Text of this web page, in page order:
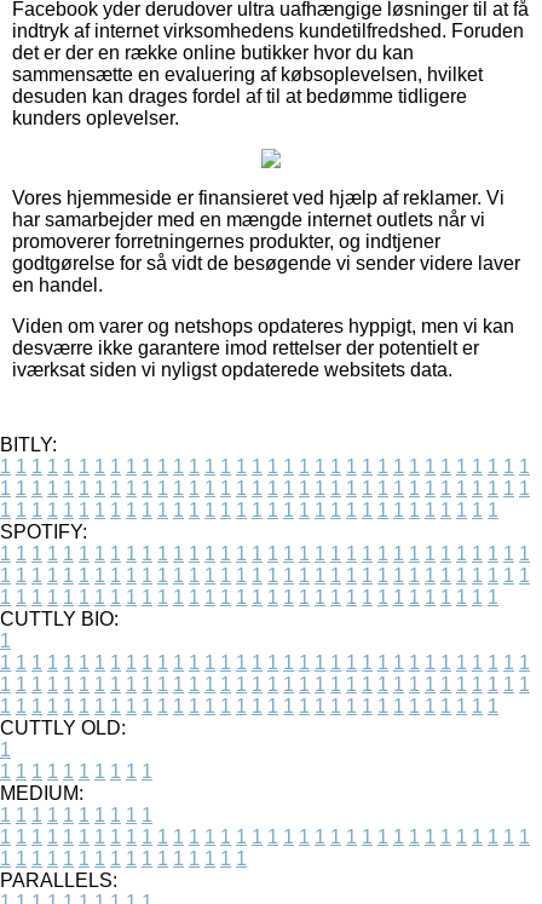
Facebook yder derudover ultra uafhængige løsninger til at få
indtryk af internet virksomhedens kundetilfredshed. Foruden
det er der en række online butikker hvor du kan
sammensætte en evaluering af købsoplevelsen, hvilket
desuden kan drages fordel af til at bedømme tidligere
kunders oplevelser.
Vores hjemmeside er finansieret ved hjælp af reklamer. Vi
har samarbejder med en mængde internet outlets når vi
promoverer forretningernes produkter, og indtjener
godtgørelse for så vidt de besøgende vi sender videre laver
en handel.
Viden om varer og netshops opdateres hyppigt, men vi kan
desværre ikke garantere imod rettelser der potentielt er
iværksat siden vi nyligst opdaterede websitets data.
BITLY:
1 1 1 1 1 1 1 1 1 1 1 1 1 1 1 1 1 1 1 1 1 1 1 1 1 1 1 1 1 1 1 1 1 1
1 1 1 1 1 1 1 1 1 1 1 1 1 1 1 1 1 1 1 1 1 1 1 1 1 1 1 1 1 1 1 1 1 1
1 1 1 1 1 1 1 1 1 1 1 1 1 1 1 1 1 1 1 1 1 1 1 1 1 1 1 1 1 1 1 1
SPOTIFY:
1 1 1 1 1 1 1 1 1 1 1 1 1 1 1 1 1 1 1 1 1 1 1 1 1 1 1 1 1 1 1 1 1 1
1 1 1 1 1 1 1 1 1 1 1 1 1 1 1 1 1 1 1 1 1 1 1 1 1 1 1 1 1 1 1 1 1 1
1 1 1 1 1 1 1 1 1 1 1 1 1 1 1 1 1 1 1 1 1 1 1 1 1 1 1 1 1 1 1 1
CUTTLY BIO:
1
1 1 1 1 1 1 1 1 1 1 1 1 1 1 1 1 1 1 1 1 1 1 1 1 1 1 1 1 1 1 1 1 1 1
1 1 1 1 1 1 1 1 1 1 1 1 1 1 1 1 1 1 1 1 1 1 1 1 1 1 1 1 1 1 1 1 1 1
1 1 1 1 1 1 1 1 1 1 1 1 1 1 1 1 1 1 1 1 1 1 1 1 1 1 1 1 1 1 1 1
CUTTLY OLD:
1
1 1 1 1 1 1 1 1 1 1
MEDIUM:
1 1 1 1 1 1 1 1 1 1
1 1 1 1 1 1 1 1 1 1 1 1 1 1 1 1 1 1 1 1 1 1 1 1 1 1 1 1 1 1 1 1 1 1
1 1 1 1 1 1 1 1 1 1 1 1 1 1 1 1
PARALLELS: